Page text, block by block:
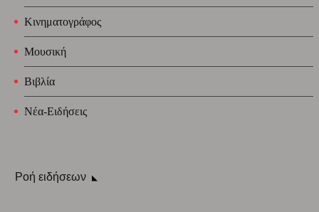
Κινηματογράφος
Μουσική
Βιβλία
Νέα-Ειδήσεις
Ροή ειδήσεων